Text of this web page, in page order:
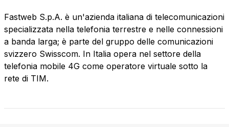
Fastweb S.p.A. è un'azienda italiana di telecomunicazioni
specializzata nella telefonia terrestre e nelle connessioni
a banda larga; è parte del gruppo delle comunicazioni
svizzero Swisscom. In Italia opera nel settore della
telefonia mobile 4G come operatore virtuale sotto la
rete di TIM.